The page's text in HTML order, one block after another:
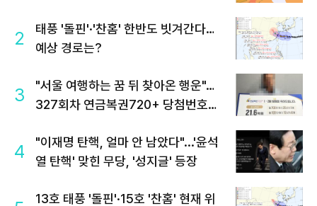
2
태풍 '돌핀'·'찬홈' 한반도 빗겨간다…
예상 경로는?
3
"서울 여행하는 꿈 뒤 찾아온 행운"…
327회차 연금복권720+ 당첨번호조
4
"이재명 탄핵, 얼마 안 남았다"...'윤석
열 탄핵' 맞힌 무당, '성지글' 등장
13호 태풍 '돌핀'·15호 '찬홈' 현재 위